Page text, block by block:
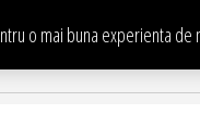
o mai buna experienta
Te